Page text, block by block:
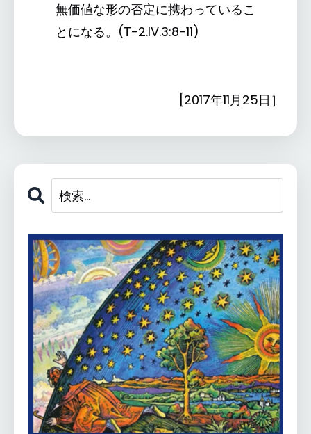
無価値な形の否定に携わっているこ
とになる。(T-2.IV.3:8-11)
[2017年11月25日］